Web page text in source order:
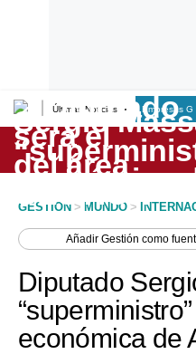
Últimas Noticias Empresas G
Lo último
Peru Quiosco
Economía
Mercados
GESTION > MUNDO >
AñadirGestión como
Diputado
económica de